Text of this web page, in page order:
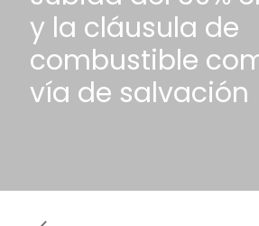
y la cláusula de
combustible
vía de salvación